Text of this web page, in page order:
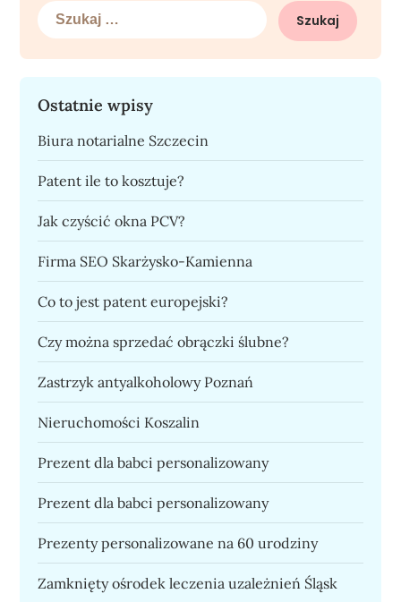
Szukaj:
Ostatnie wpisy
Biura notarialne Szczecin
Patent ile to kosztuje?
Jak czyścić okna PCV?
Firma SEO Skarżysko-Kamienna
Co to jest patent europejski?
Czy można sprzedać obrączki ślubne?
Zastrzyk antyalkoholowy Poznań
Nieruchomości Koszalin
Prezent dla babci personalizowany
Prezent dla babci personalizowany
Prezenty personalizowane na 60 urodziny
Zamknięty ośrodek leczenia uzależnień Śląsk